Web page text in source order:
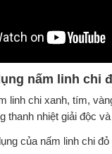
nấm linh chi
linh chi xanh, tím,
thanh nhiệt giải độc
của nấm linh chi